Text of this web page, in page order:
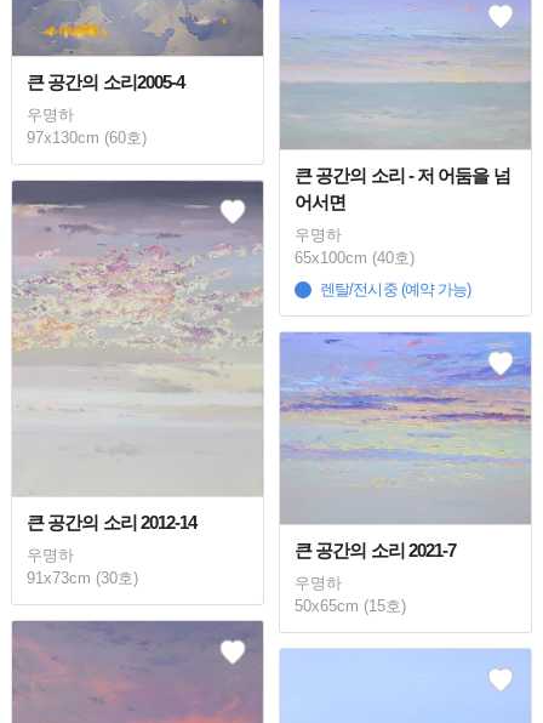
큰 공간의 소리2005-4
우명하
97x130cm (60호)
큰 공간의 소리 - 저 어둠을 넘
어서면
우명하
65x100cm (40호)
렌탈/전시중 (예약 가능)
큰 공간의 소리 2012-14
우명하
91x73cm (30호)
큰 공간의 소리 2021-7
우명하
50x65cm (15호)